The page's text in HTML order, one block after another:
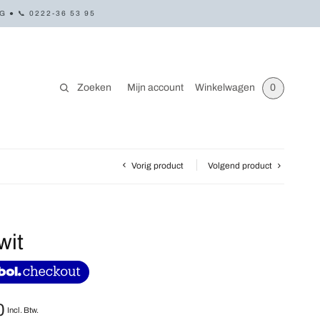
● 📞 0222-36 53 95
Zoeken Mijn account Winkelwagen 0
Vorig product Volgend product
Incl. Btw.